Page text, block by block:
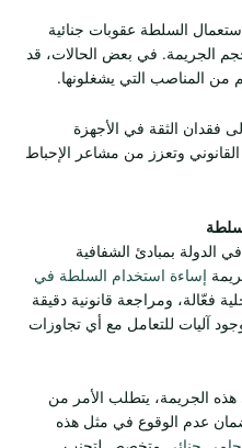
السلطة عقوبات جنائية
الجريمة. في بعض الحالات، قد
من المناصب التي يشغلونها.
فقدان الثقة في الأجهزة
وتعزز من مشاعر الإحباط
الدولة بمبادئ الشفافية
إساءة استخدام السلطة في
فعّالة، ومراجعة قانونية دقيقة
آليات للتعامل مع أي تجاوزات
هذه الجريمة، يتطلب الأمر من
عدم الوقوع في مثل هذه